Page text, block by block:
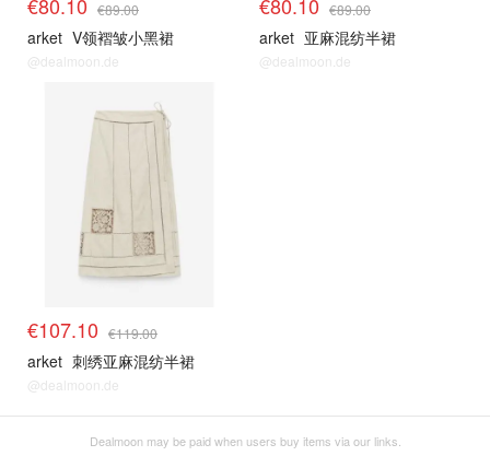
€89.00
arket V领褶皱小黑裙
@dealmoon.de
€89.00
arket 亚麻混纺半裙
@dealmoon.de
€107.10 €119.00
arket 刺绣亚麻混纺半裙
@dealmoon.de
Dealmoon may be paid when users buy items via our links.